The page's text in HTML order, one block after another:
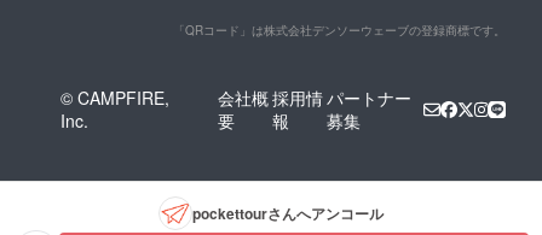
「QRコード」は株式会社デンソーウェーブの登録商標です。
© CAMPFIRE,
Inc.
会社概
要
採用情
報
パートナー
募集
pockettourさんへアンコール